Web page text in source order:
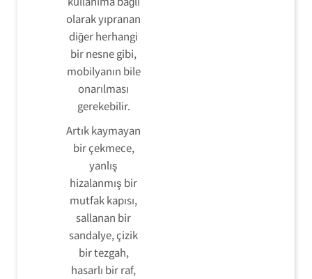
olarak yıpranan
diğer herhangi
bir nesne gibi,
mobilyanın bile
onarılması
gerekebilir.
Artık kaymayan
bir çekmece,
yanlış
hizalanmış bir
mutfak kapısı,
sallanan bir
sandalye, çizik
bir tezgah,
hasarlı bir raf,